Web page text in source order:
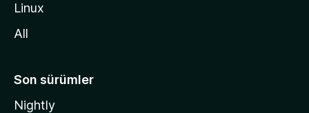
Linux
All
Son sürümler
Nightly